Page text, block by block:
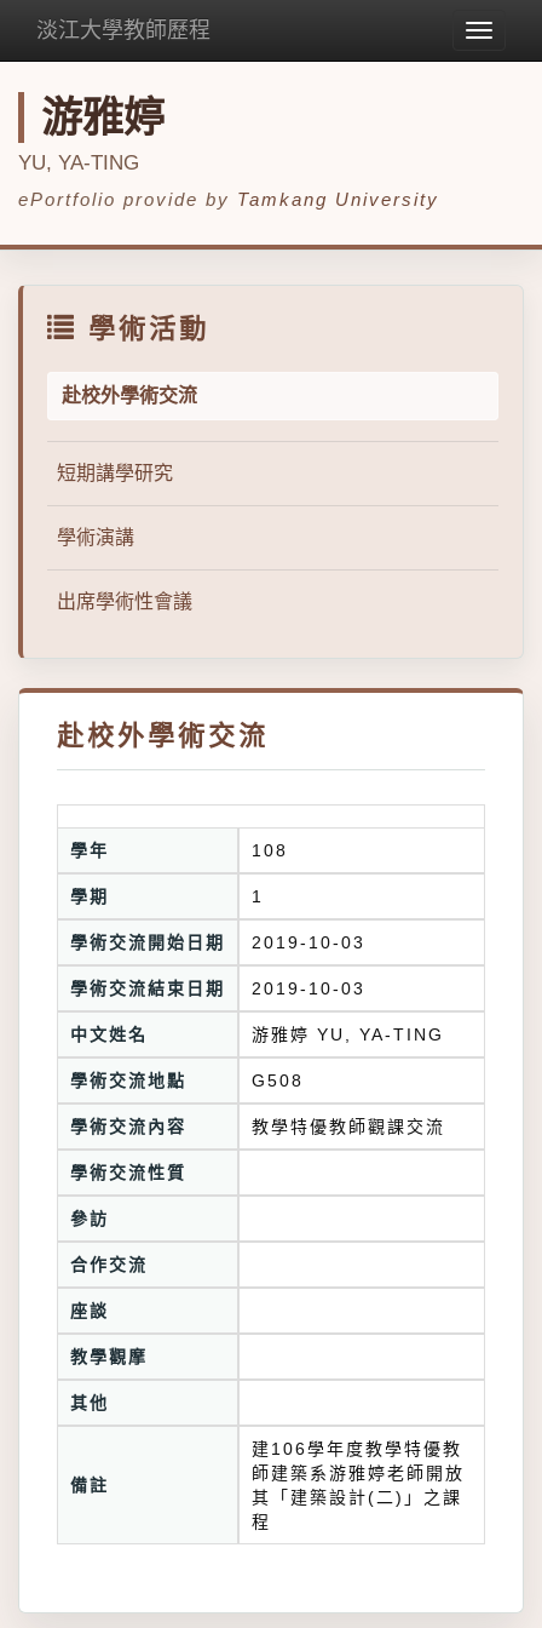
Toggle
淡江大學教師歷程
游雅婷
YU, YA-TING
ePortfolio provide by Tamkang University
學術活動
赴校外學術交流
短期講學研究
學術演講
出席學術性會議
赴校外學術交流
學年 108
學期 1
學術交流開始日期 2019-10-03
學術交流結束日期 2019-10-03
中文姓名 游雅婷 YU, YA-TING
學術交流地點 G508
學術交流內容 教學特優教師觀課交流
學術交流性質
參訪
合作交流
座談
教學觀摩
其他
備註
建106學年度教學特優教
師建築系游雅婷老師開放
其「建築設計(二)」之課
程